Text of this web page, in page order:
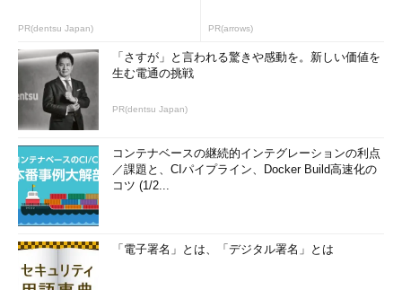
PR(dentsu Japan) PR(arrows)
「さすが」と言われる驚きや感動を。新しい価値を
生む電通の挑戦
PR(dentsu Japan)
コンテナベースの継続的インテグレーションの利点
／課題と、CIパイプライン、Docker Build高速化の
コツ (1/2...
「電子署名」とは、「デジタル署名」とは